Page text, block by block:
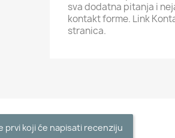
sva dodatna pitanja i
kontakt forme. Link
stranica.
prvi koji će napisati recenziju